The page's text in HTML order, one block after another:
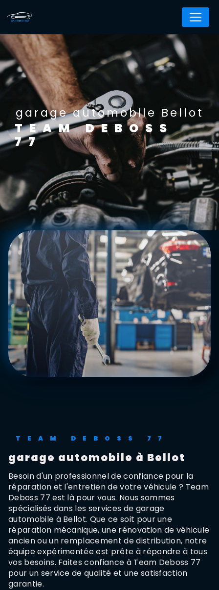
garage automobile Bellot
TEAM DEBOSS
77
TEAM DEBOSS 77
garage automobile à Bellot
Besoin d'un professionnel de confiance pour la
réparation et l'entretien de votre véhicule ? Team
Deboss 77 est là pour vous. Nous sommes
spécialisés dans les services de garage
automobile à Bellot. Que ce soit pour une
réparation mécanique, une rénovation de véhicule
ancien ou un remplacement de distribution, notre
équipe expérimentée est prête à répondre à tous
vos besoins. Faites confiance à Team Deboss 77
pour un service de qualité et une satisfaction
garantie.